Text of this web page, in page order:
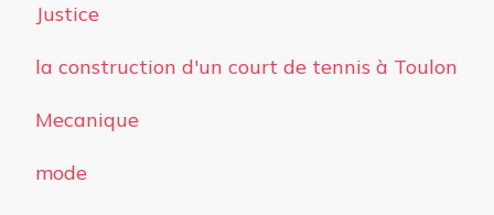
Justice
la construction d'un court de tennis à Toulon
Mecanique
mode